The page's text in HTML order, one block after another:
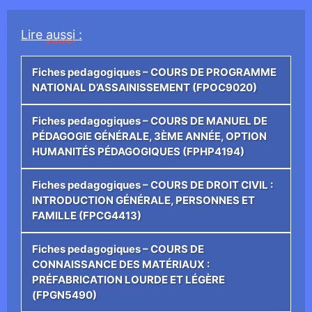
Lire aussi :
Fiches pedagogiques – COURS DE PROGRAMME
NATIONAL D’ASSAINISSEMENT (FPOC9020)
Fiches pedagogiques – COURS DE MANUEL DE
PÉDAGOGIE GÉNÉRALE, 3ÈME ANNÉE, OPTION
HUMANITÉS PÉDAGOGIQUES (FPHP4194)
Fiches pedagogiques – COURS DE DROIT CIVIL :
INTRODUCTION GÉNÉRALE, PERSONNES ET
FAMILLE (FPCG4413)
Fiches pedagogiques – COURS DE
CONNAISSANCE DES MATÉRIAUX :
PRÉFABRICATION LOURDE ET LÉGÈRE
(FPGN5490)